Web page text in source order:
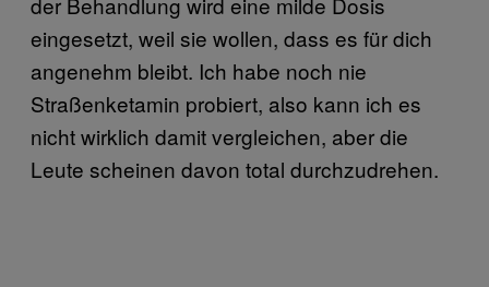
eingesetzt, weil sie wollen, dass es für dich
angenehm bleibt. Ich habe noch nie
Straßenketamin probiert, also kann ich es
nicht wirklich damit vergleichen, aber die
Leute scheinen davon total durchzudrehen.